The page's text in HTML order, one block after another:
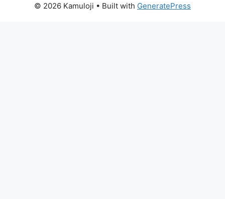
© 2026 Kamuloji • Built with GeneratePress